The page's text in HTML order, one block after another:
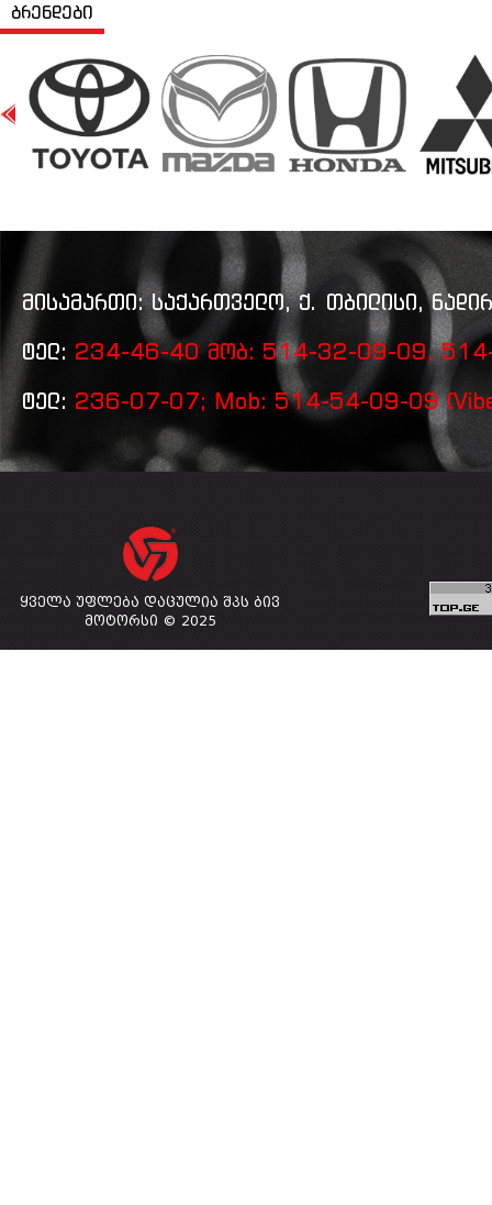
ბრენდები
მისამართი: საქართველო, ქ. თბილისი,
ტელ: 234-46-40 მობ: 514-32-09-09,
ტელ: 236-07-07; Mob: 514-54-09-09
ყველა უფლება დაცულია შპს ბივ
მოტორსი © 2025